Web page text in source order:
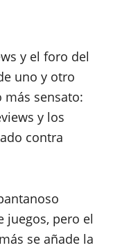
y el foro del
uno y otro
más sensato:
y los
contra
juegos, pero el
se añade la